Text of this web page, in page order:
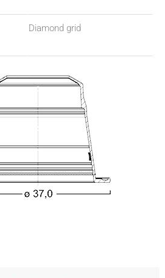
Diamond grid